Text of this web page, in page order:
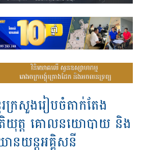
រក្រសួងរៀបចំតាក់តែង
យុត្ត គោលនយោបាយ និង
ានយន្តអគ្គិសនី